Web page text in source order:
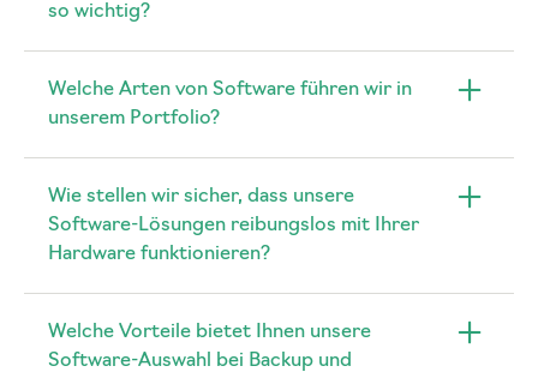
so wichtig?
Welche Arten von Software führen wir in
unserem Portfolio?
Wie stellen wir sicher, dass unsere
Software-Lösungen reibungslos mit Ihrer
Hardware funktionieren?
Welche Vorteile bietet Ihnen unsere
Software-Auswahl bei Backup und